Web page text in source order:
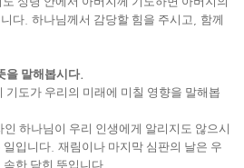
다 하나님께서 감당할 힘을 주시고
함께
을 말해봅시다.
기도가 우리의 미래에 미칠 영향을 말해봅
하나님이 우리 인생에게 알리지도 않으시
일입니다 재림이나 마지막 심판의 날은 우
한 닫힌 뜻입니다